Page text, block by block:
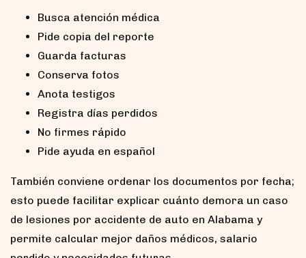
Busca atención médica
Pide copia del reporte
Guarda facturas
Conserva fotos
Anota testigos
Registra días perdidos
No firmes rápido
Pide ayuda en español
También conviene ordenar los documentos por fecha;
esto puede facilitar explicar cuánto demora un caso
de lesiones por accidente de auto en Alabama y
permite calcular mejor daños médicos, salario